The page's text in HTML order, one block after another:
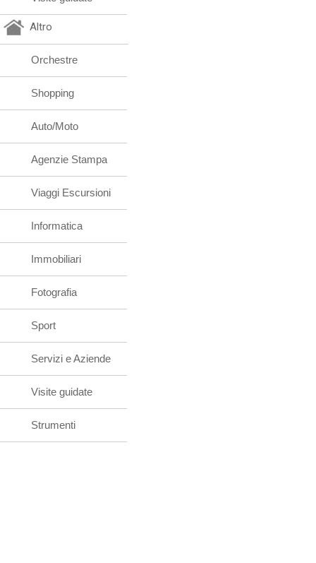
Altro
Orchestre
Shopping
Auto/Moto
Agenzie Stampa
Viaggi Escursioni
Informatica
Immobiliari
Fotografia
Sport
Servizi e Aziende
Visite guidate
Strumenti